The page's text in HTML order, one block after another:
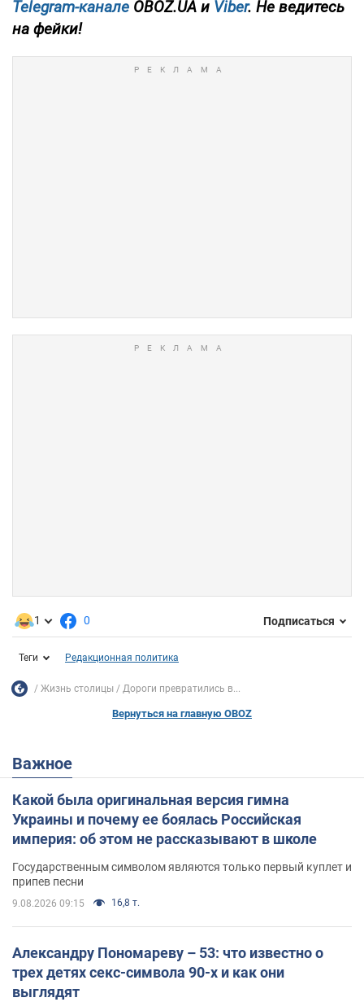
Telegram-канале OBOZ.UA и Viber. Не ведитесь
на фейки!
1 0 Подписаться
Теги Редакционная политика
Жизнь столицы Дороги превратились в...
Вернуться на главную OBOZ
Важное
Какой была оригинальная версия гимна
Украины и почему ее боялась Российская
империя: об этом не рассказывают в школе
Государственным символом являются только первый куплет и
припев песни
9.08.2026 09:15 16,8 т.
Александру Пономареву – 53: что известно о
трех детях секс-символа 90-х и как они
выглядят